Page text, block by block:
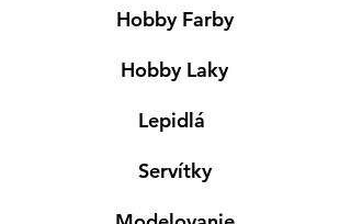
Hobby Farby
Hobby Laky
Lepidlá
Servítky